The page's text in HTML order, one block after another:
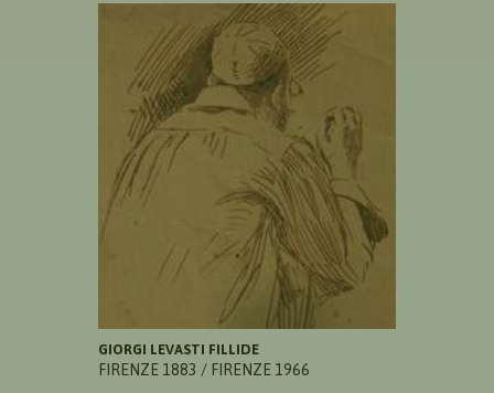
GIORGI LEVASTI FILLIDE
FIRENZE 1883 / FIRENZE 1966